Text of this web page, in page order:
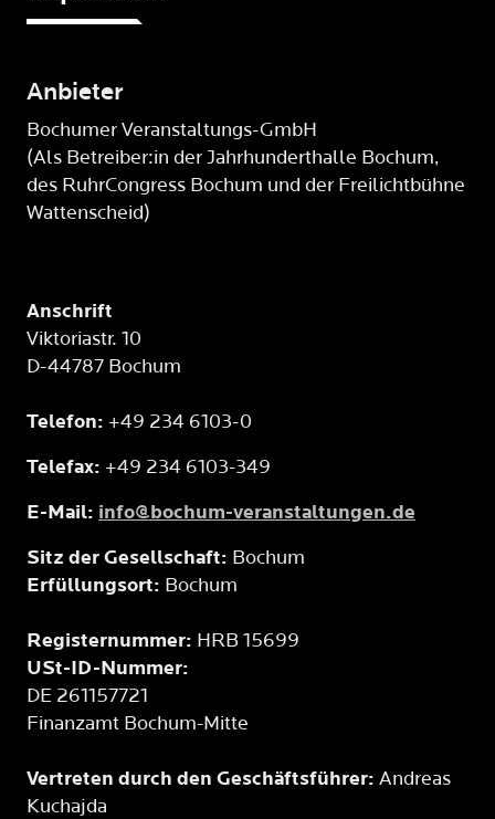
Anbieter
Bochumer Veranstaltungs-GmbH
(Als Betreiber:in der Jahrhunderthalle Bochum,
des RuhrCongress Bochum und der Freilichtbühne
Wattenscheid)
Anschrift
Viktoriastr. 10
D-44787 Bochum
Telefon: +49 234 6103-0
Telefax: +49 234 6103-349
E-Mail: info@bochum-veranstaltungen.de
Sitz der Gesellschaft: Bochum
Erfüllungsort: Bochum
Registernummer: HRB 15699
USt-ID-Nummer:
DE 261157721
Finanzamt Bochum-Mitte
Vertreten durch den Geschäftsführer: Andreas
Kuchajda